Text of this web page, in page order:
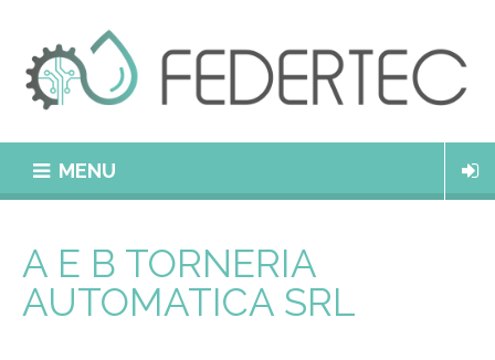
MENU
A E B TORNERIA
AUTOMATICA SRL